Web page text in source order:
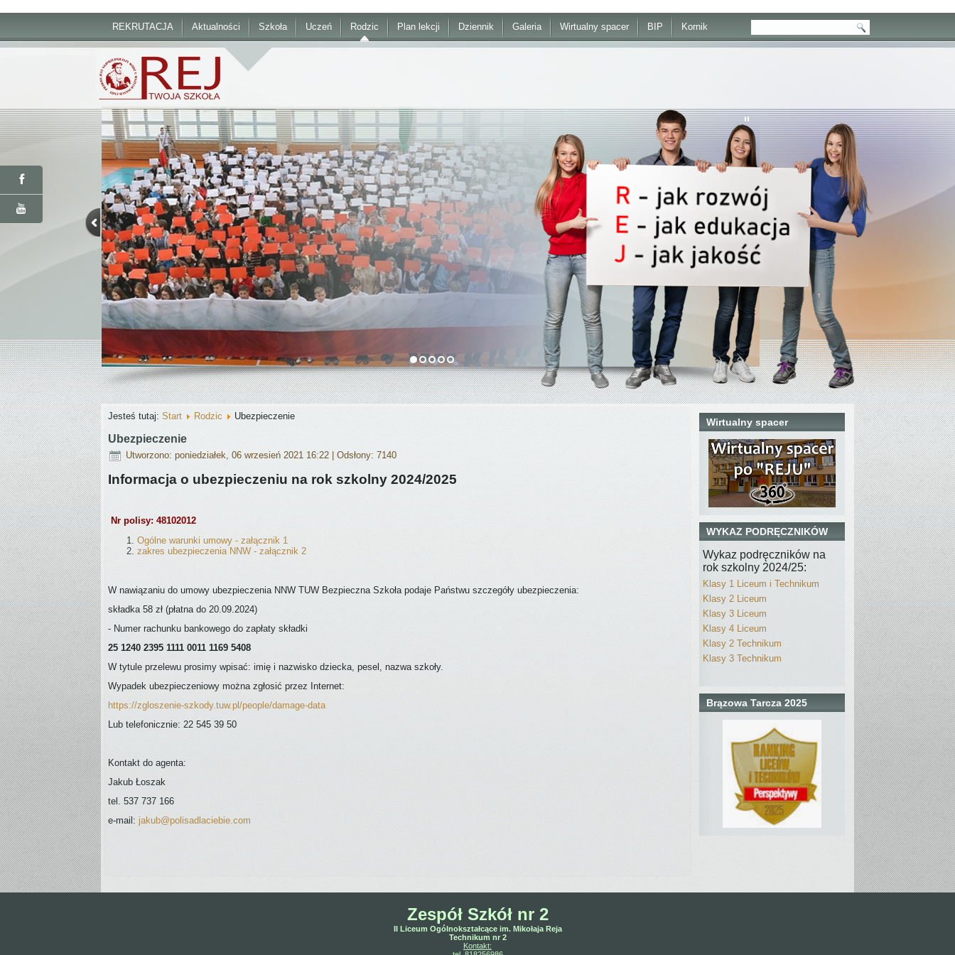
REKRUTACJA Aktualności Szkoła Uczeń Rodzic Plan lekcji Dziennik Galeria Wirtualny spacer BIP Kornik
Jesteś tutaj: Start Rodzic Ubezpieczenie
Ubezpieczenie
Utworzono: poniedziałek, 06 wrzesień 2021 16:22 | Odsłony: 7140
Informacja o ubezpieczeniu na rok szkolny 2024/2025
Nr polisy: 48102012
Ogólne warunki umowy - załącznik 1
zakres ubezpieczenia NNW - załącznik 2
W nawiązaniu do umowy ubezpieczenia NNW TUW Bezpieczna Szkoła podaje Państwu szczegóły ubezpieczenia:
składka 58 zł (płatna do 20.09.2024)
- Numer rachunku bankowego do zapłaty składki
25 1240 2395 1111 0011 1169 5408
W tytule przelewu prosimy wpisać: imię i nazwisko dziecka, pesel, nazwa szkoły.
Wypadek ubezpieczeniowy można zgłosić przez Internet:
https://zgloszenie-szkody.tuw.pl/people/damage-data
Lub telefonicznie: 22 545 39 50
Kontakt do agenta:
Jakub Łoszak
tel. 537 737 166
e-mail: jakub@polisadlaciebie.com
Wirtualny spacer
WYKAZ PODRĘCZNIKÓW
Wykaz podręczników na
rok szkolny 2024/25:
Klasy 1 Liceum i Technikum
Klasy 2 Liceum
Klasy 3 Liceum
Klasy 4 Liceum
Klasy 2 Technikum
Klasy 3 Technikum
Brązowa Tarcza 2025
Zespół Szkół nr 2
II Liceum Ogólnokształcące im. Mikołaja Reja
Technikum nr 2
Kontakt: